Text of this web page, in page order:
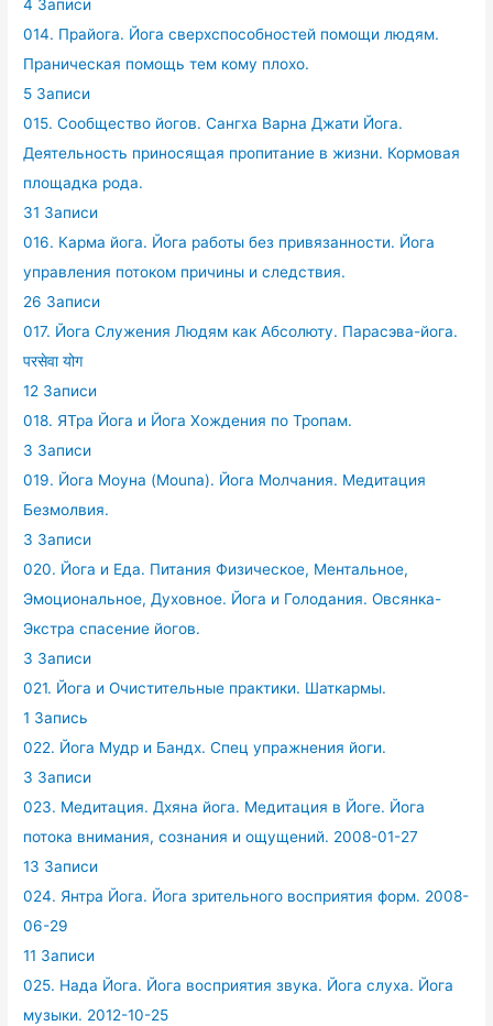
4 Записи
014. Прайога. Йога сверхспособностей помощи людям.
Праническая помощь тем кому плохо.
5 Записи
015. Сообщество йогов. Сангха Варна Джати Йога.
Деятельность приносящая пропитание в жизни. Кормовая
площадка рода.
31 Записи
016. Карма йога. Йога работы без привязанности. Йога
управления потоком причины и следствия.
26 Записи
017. Йога Служения Людям как Абсолюту. Парасэва-йога.
परसेवा योग
12 Записи
018. ЯТра Йога и Йога Хождения по Тропам.
3 Записи
019. Йога Моуна (Mouna). Йога Молчания. Медитация
Безмолвия.
3 Записи
020. Йога и Еда. Питания Физическое, Ментальное,
Эмоциональное, Духовное. Йога и Голодания. Овсянка-
Экстра спасение йогов.
3 Записи
021. Йога и Очистительные практики. Шаткармы.
1 Запись
022. Йога Мудр и Бандх. Спец упражнения йоги.
3 Записи
023. Медитация. Дхяна йога. Медитация в Йоге. Йога
потока внимания, сознания и ощущений. 2008-01-27
13 Записи
024. Янтра Йога. Йога зрительного восприятия форм. 2008-
06-29
11 Записи
025. Нада Йога. Йога восприятия звука. Йога слуха. Йога
музыки. 2012-10-25